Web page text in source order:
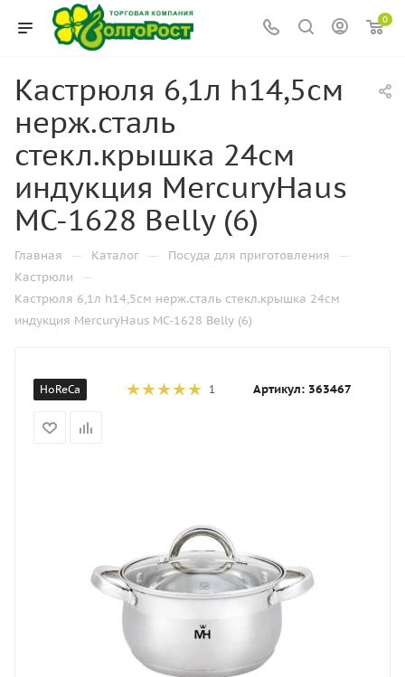
0
Кастрюля 6,1л h14,5см
нерж.сталь
стекл.крышка 24см
индукция MercuryHaus
MC-1628 Belly (6)
Главная — Каталог — Посуда для приготовления —
Кастрюли —
Кастрюля 6,1л h14,5см нерж.сталь стекл.крышка 24см
индукция MercuryHaus MC-1628 Belly (6)
HoReCa 1 Артикул: 363467